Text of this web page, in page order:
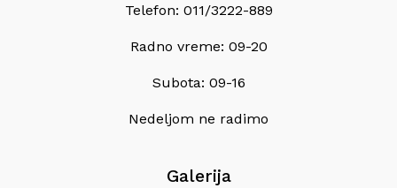
Telefon: 011/3222-889
Radno vreme: 09-20
Subota: 09-16
Nedeljom ne radimo
Galerija